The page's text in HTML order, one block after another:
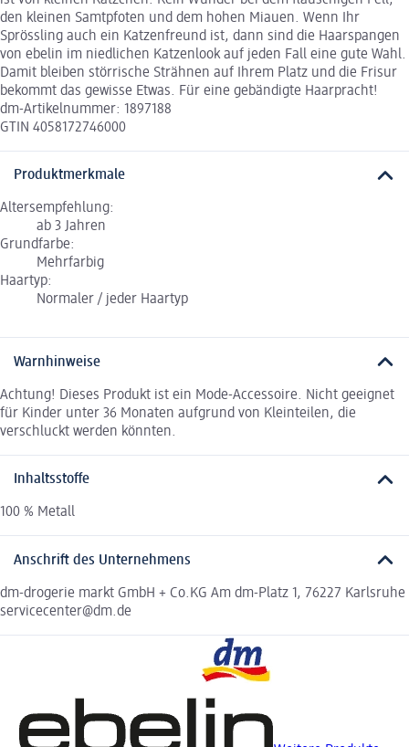
den kleinen Samtpfoten und dem hohen Miauen. Wenn Ihr
Sprössling auch ein Katzenfreund ist, dann sind die Haarspangen
von ebelin im niedlichen Katzenlook auf jeden Fall eine gute Wahl.
Damit bleiben störrische Strähnen auf Ihrem Platz und die Frisur
bekommt das gewisse Etwas. Für eine gebändigte Haarpracht!
dm-Artikelnummer: 1897188
GTIN 4058172746000
Produktmerkmale
Altersempfehlung:
ab 3 Jahren
Grundfarbe:
Mehrfarbig
Haartyp:
Normaler / jeder Haartyp
Warnhinweise
Achtung! Dieses Produkt ist ein Mode-Accessoire. Nicht geeignet
für Kinder unter 36 Monaten aufgrund von Kleinteilen, die
verschluckt werden könnten.
Inhaltsstoffe
100 % Metall
Anschrift des Unternehmens
dm-drogerie markt GmbH + Co.KG Am dm-Platz 1, 76227 Karlsruhe
servicecenter@dm.de